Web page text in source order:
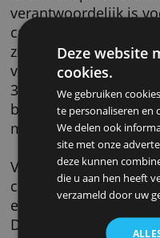
Visa biedt dus de
zelf geen Visa-
Wat is de
Er is ook een
is een
verantwoordelijk
creditcards in
zijn de banken die
Deze